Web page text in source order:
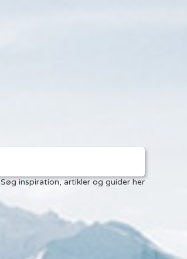
Søg inspiration, artikler og guider her